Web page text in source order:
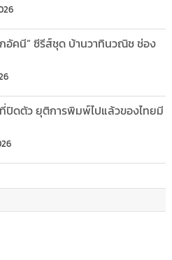
กอัคนี” ซีรีส์ชุด บ้านวาทินวณิช ช่อง
ดตัว ยุติการพิมพ์ไปแล้วของไทยมี